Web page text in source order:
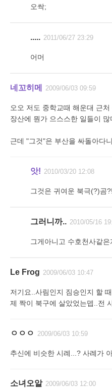
오싹;
..... 2011/06/27 23:29
어머
네꼬히메 2009/06/03 09:59
오오 저도 중학교때 해운대 근처
장산에 뭔가 으스스한 일들이
근데 "그것"은 부산을 싸돌아다
앗! 2010/03/20 12:08
그것은 귀여운 북극(?)곰?!
그러니까.. 2010/05/16
그게아니고 수호천사같
Le Frog 2009/06/03 10:47
저기요..사림인지 짐승인지 할
제 짝이 북구에 살았었는뎁..전
ㅇㅇㅇ 2009/06/03 10:59
추신에 비슷한 시례...? 사례가
소녀오알 2009/06/03 12:00